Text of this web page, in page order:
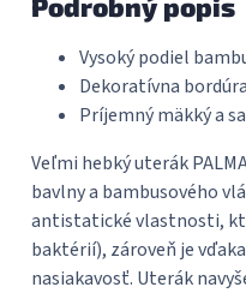
Vysoký podiel
Dekoratívna
Príjemný mäkký a
Veľmi hebký uterák
bavlny a bambusového
antistatické vlastnosti,
baktérií), zároveň je
nasiakavosť. Uterák